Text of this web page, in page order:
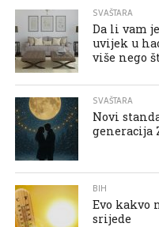
SVAŠTARA
Da li vam
uvijek u
više nego
SVAŠTARA
Novi
generacija
BIH
Evo kakvo
srijede